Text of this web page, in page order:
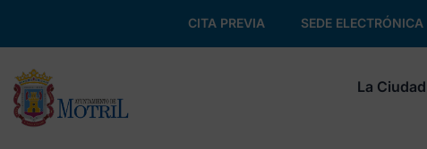
CITA PREVIA SEDE ELECTRÓNICA
La Ciudad